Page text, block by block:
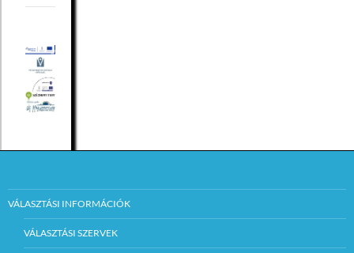
VÁLASZTÁSI INFORMÁCIÓK
VÁLASZTÁSI SZERVEK